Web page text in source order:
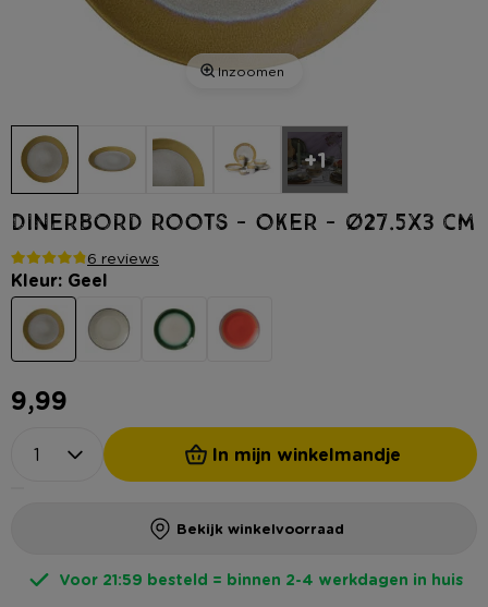
Inzoomen
+1
Dinerbord roots - oker - ø27.5x3 cm
6 reviews
Kleur: Geel
9,99
In mijn winkelmandje
Bekijk winkelvoorraad
Voor 21:59 besteld = binnen 2-4 werkdagen in huis